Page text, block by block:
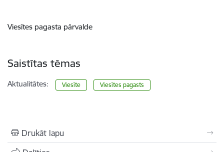
Viesītes pagasta pārvalde
Saistītas tēmas
Aktualitātes: Viesīte Viesītes pagasts
Drukāt lapu